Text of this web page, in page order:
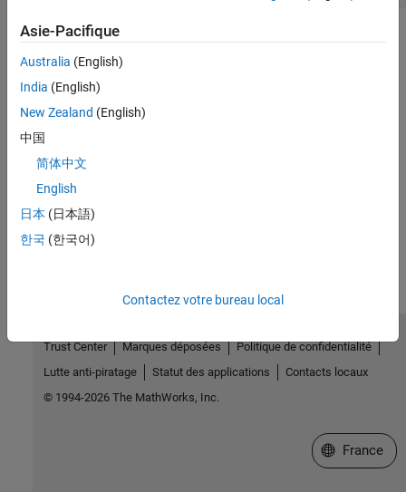
Version History
Introduced in R2019a
See Also
sltest.testmanager.ResultSet
sltest.testmanager.TestSuiteResult
sltest.testmanager.TestCaseResult
Asie-Pacifique
Australia (English)
India (English)
New Zealand (English)
中国
简体中文
English
日本 (日本語)
한국 (한국어)
Contactez votre bureau local
Trust Center Marques déposées
Politique de confidentialité
Lutte anti-piratage
Statut des applications
Contacts locaux
© 1994-2026 The MathWorks, Inc.
Sélectionner
France